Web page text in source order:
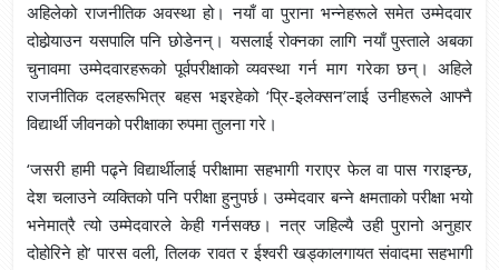
अहिलेको राजनीतिक अवस्था हो। नयाँ वा पुराना भन्नेहरूले समेत उम्मेदवार
दोहोर्‍याउन यसपालि पनि छोडेनन्। यसलाई रोक्नका लागि नयाँ पुस्ताले अबका
चुनावमा उम्मेदवारहरूको पूर्वपरीक्षाको व्यवस्था गर्न माग गरेका छन्। अहिले
राजनीतिक दलहरूभित्र बहस भइरहेको ‘प्रि-इलेक्सन’लाई उनीहरूले आफ्नै
विद्यार्थी जीवनको परीक्षाका रुपमा तुलना गरे।
‘जसरी हामी पढ्ने विद्यार्थीलाई परीक्षामा सहभागी गराएर फेल वा पास गराइन्छ,
देश चलाउने व्यक्तिको पनि परीक्षा हुनुपर्छ। उम्मेदवार बन्ने क्षमताको परीक्षा भयो
भनेमात्रै त्यो उम्मेदवारले केही गर्नसक्छ। नत्र जहिल्यै उही पुरानो अनुहार
दोहोरिने हो’ पारस वली, तिलक रावत र ईश्वरी खड्कालगायत संवादमा सहभागी